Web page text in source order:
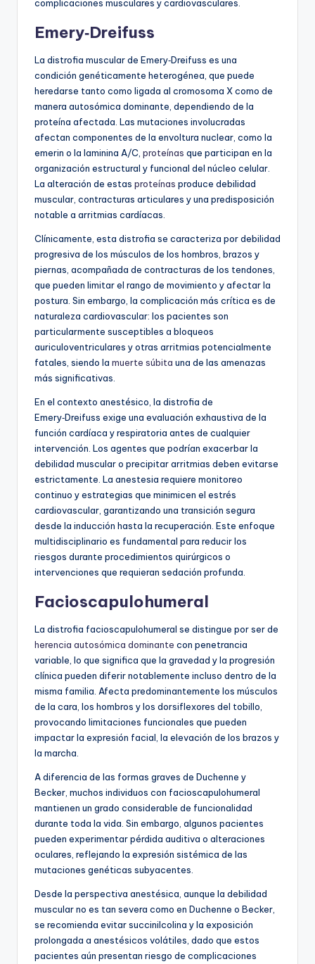
complicaciones musculares y cardiovasculares.
Emery‑Dreifuss
La distrofia muscular de Emery‑Dreifuss es una
condición genéticamente heterogénea, que puede
heredarse tanto como ligada al cromosoma X como de
manera autosómica dominante, dependiendo de la
proteína afectada. Las mutaciones involucradas
afectan componentes de la envoltura nuclear, como la
emerin o la laminina A/C, proteínas que participan en la
organización estructural y funcional del núcleo celular.
La alteración de estas proteínas produce debilidad
muscular, contracturas articulares y una predisposición
notable a arritmias cardíacas.
Clínicamente, esta distrofia se caracteriza por debilidad
progresiva de los músculos de los hombros, brazos y
piernas, acompañada de contracturas de los tendones,
que pueden limitar el rango de movimiento y afectar la
postura. Sin embargo, la complicación más crítica es de
naturaleza cardiovascular: los pacientes son
particularmente susceptibles a bloqueos
auriculoventriculares y otras arritmias potencialmente
fatales, siendo la muerte súbita una de las amenazas
más significativas.
En el contexto anestésico, la distrofia de
Emery‑Dreifuss exige una evaluación exhaustiva de la
función cardíaca y respiratoria antes de cualquier
intervención. Los agentes que podrían exacerbar la
debilidad muscular o precipitar arritmias deben evitarse
estrictamente. La anestesia requiere monitoreo
continuo y estrategias que minimicen el estrés
cardiovascular, garantizando una transición segura
desde la inducción hasta la recuperación. Este enfoque
multidisciplinario es fundamental para reducir los
riesgos durante procedimientos quirúrgicos o
intervenciones que requieran sedación profunda.
Facioscapulohumeral
La distrofia facioscapulohumeral se distingue por ser de
herencia autosómica dominante con penetrancia
variable, lo que significa que la gravedad y la progresión
clínica pueden diferir notablemente incluso dentro de la
misma familia. Afecta predominantemente los músculos
de la cara, los hombros y los dorsiflexores del tobillo,
provocando limitaciones funcionales que pueden
impactar la expresión facial, la elevación de los brazos y
la marcha.
A diferencia de las formas graves de Duchenne y
Becker, muchos individuos con facioscapulohumeral
mantienen un grado considerable de funcionalidad
durante toda la vida. Sin embargo, algunos pacientes
pueden experimentar pérdida auditiva o alteraciones
oculares, reflejando la expresión sistémica de las
mutaciones genéticas subyacentes.
Desde la perspectiva anestésica, aunque la debilidad
muscular no es tan severa como en Duchenne o Becker,
se recomienda evitar succinilcolina y la exposición
prolongada a anestésicos volátiles, dado que estos
pacientes aún presentan riesgo de complicaciones